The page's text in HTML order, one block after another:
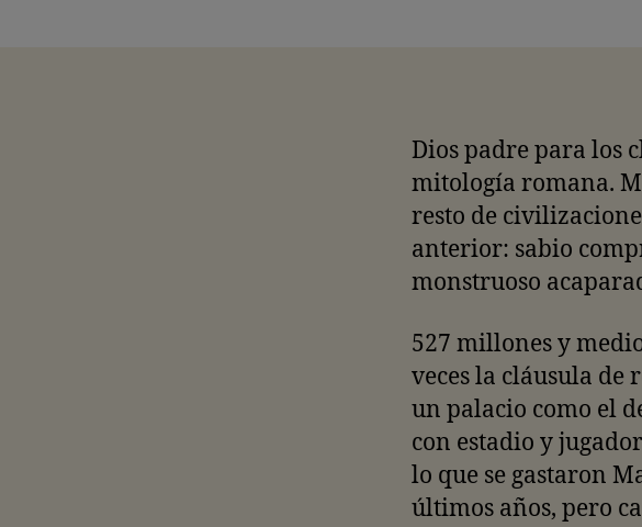
Dios padre para los
mitología romana.
resto de
anterior: sabio
monstruoso
527 millones y
veces la cláusula de
un palacio como el
con estadio y
lo que se gastaron
últimos años, pero